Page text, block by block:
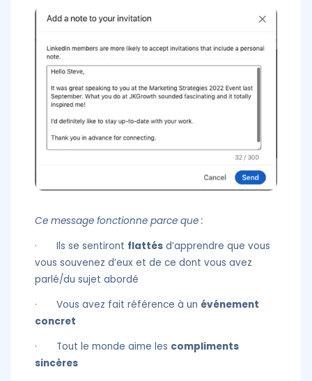
Ce message fonctionne parce que :
· Ils se sentiront flattés d’apprendre que vous
vous souvenez d’eux et de ce dont vous avez
parlé/du sujet abordé
· Vous avez fait référence à un événement
concret
· Tout le monde aime les compliments
sincères